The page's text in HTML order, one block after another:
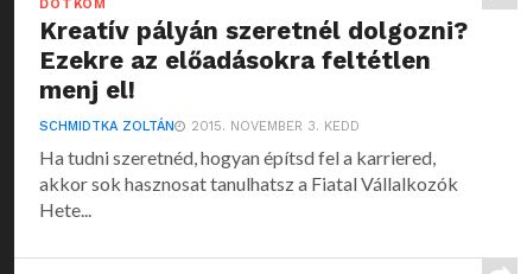
DOTKOM
Kreatív pályán szeretnél dolgozni?
Ezekre az előadásokra feltétlen
menj el!
SCHMIDTKA ZOLTÁN 2015. NOVEMBER 3. KEDD
Ha tudni szeretnéd, hogyan építsd fel a karriered,
akkor sok hasznosat tanulhatsz a Fiatal Vállalkozók
Hete...